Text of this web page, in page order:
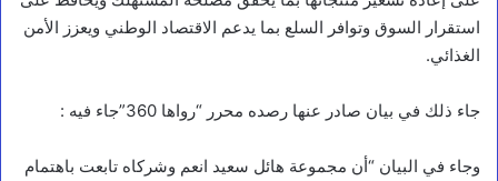
استقرار السوق وتوافر السلع بما يدعم الاقتصاد الوطني ويعزز الأمن
الغذائي.
جاء ذلك في بيان صادر عنها رصده محرر “رواها 360”جاء فيه :
وجاء في البيان “أن مجموعة هائل سعيد انعم وشركاه تابعت باهتمام